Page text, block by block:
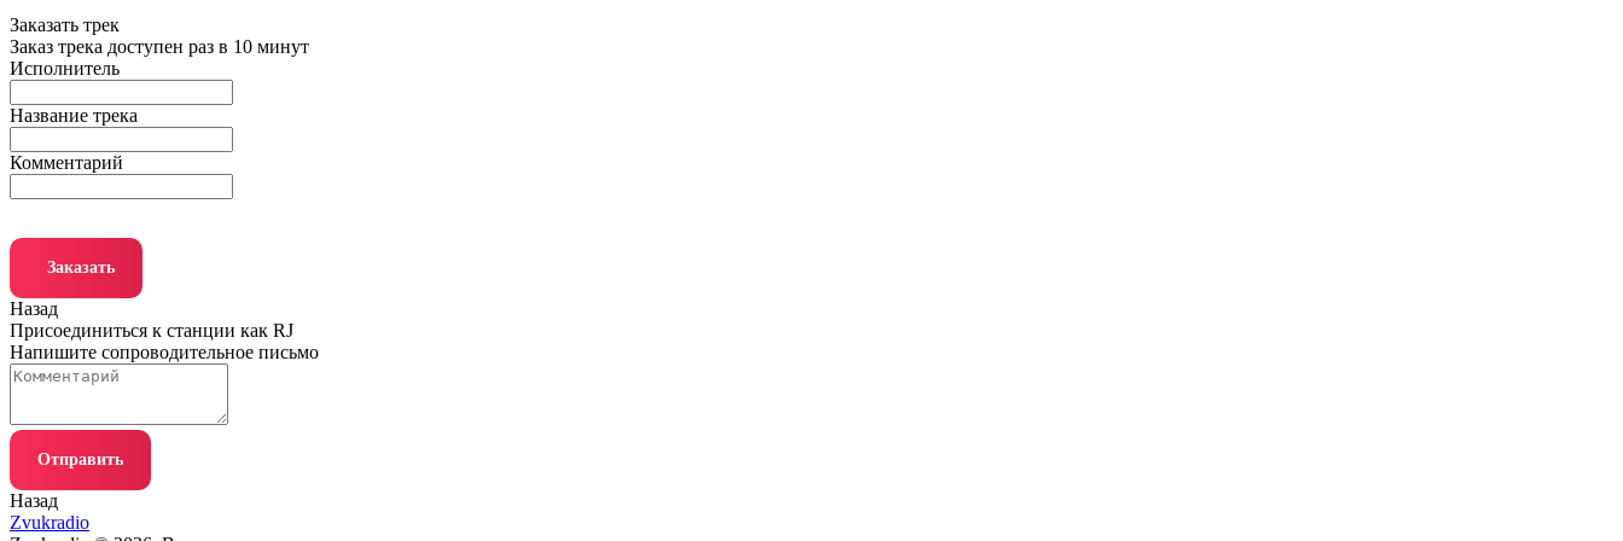
Заказать трек
Заказ трека доступен раз в 10 минут
Исполнитель
Название трека
Комментарий
Заказать
Назад
Присоединиться к станции как RJ
Напишите сопроводительное письмо
Отправить
Назад
Zvukradio